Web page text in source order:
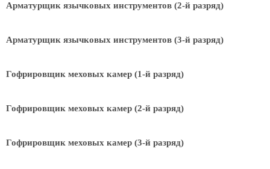
Арматурщик язычковых инструментов (2-й разряд)
Арматурщик язычковых инструментов (3-й разряд)
Гофрировщик меховых камер (1-й разряд)
Гофрировщик меховых камер (2-й разряд)
Гофрировщик меховых камер (3-й разряд)